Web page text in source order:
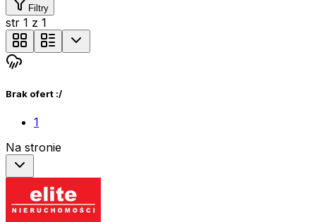
Filtry
str 1 z 1
Brak ofert :/
1
Na stronie